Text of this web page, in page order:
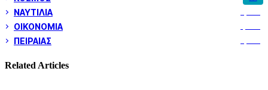
ΝΑΥΤΙΛΙΑ
ΟΙΚΟΝΟΜΙΑ
ΠΕΙΡΑΙΑΣ
Related Articles